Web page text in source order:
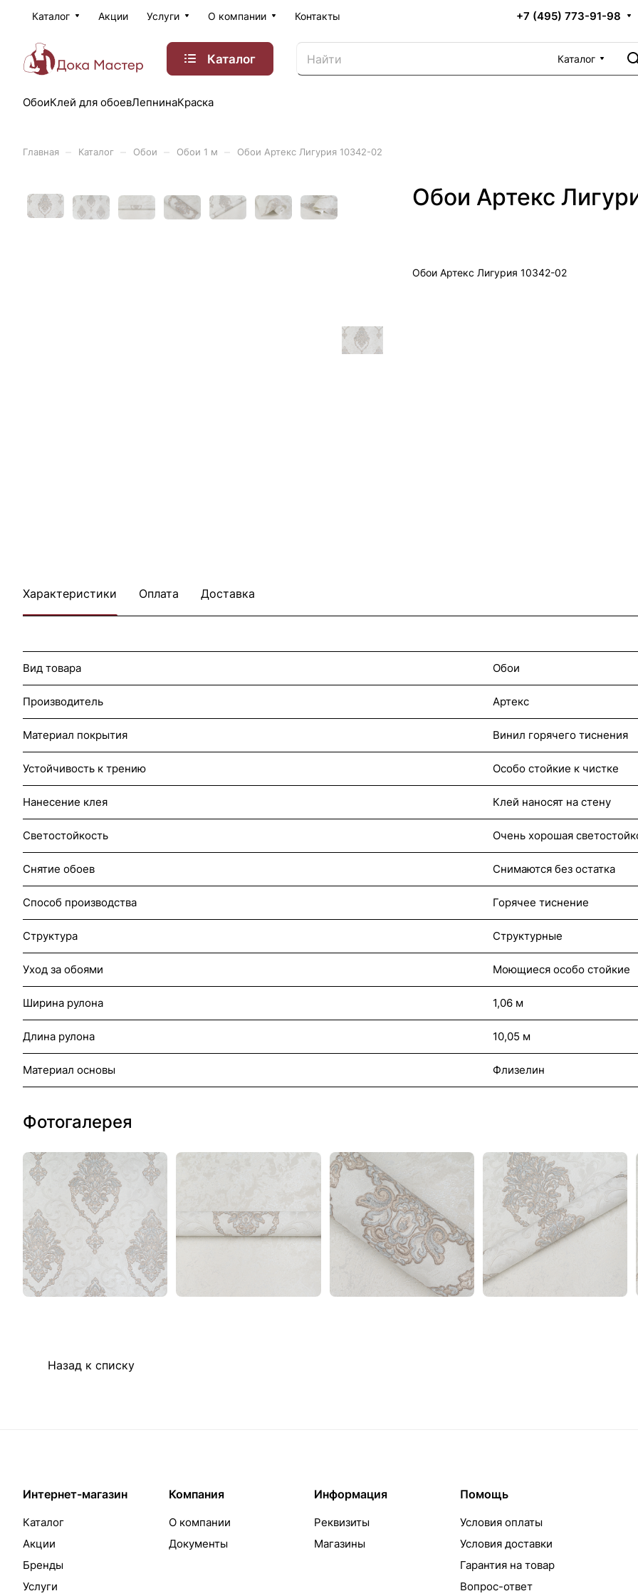
Каталог Акции Услуги О компании Контакты +7 (495) 773-91-98
Каталог Каталог
ОбоиКлей для обоевЛепнинаКраска
Главная Каталог Обои Обои 1 м Обои Артекс Лигурия 10342-02
Обои Артекс
Обои Артекс Лигурия 10342-02
Характеристики Оплата Доставка
Вид товара Обои
Производитель Артекс
Материал покрытия Винил горячего тиснения
Устойчивость к трению Особо стойкие к чистке
Нанесение клея Клей наносят на стену
Светостойкость Очень хорошая
Снятие обоев Снимаются без остатка
Способ производства Горячее тиснение
Структура Структурные
Уход за обоями Моющиеся особо стойкие
Ширина рулона 1,06 м
Длина рулона 10,05 м
Материал основы Флизелин
Фотогалерея
Назад к списку
Интернет-магазин
Каталог
Акции
Бренды
Услуги
Компания
О компании
Документы
Информация
Реквизиты
Магазины
Помощь
Условия оплаты
Условия доставки
Гарантия на товар
Вопрос-ответ